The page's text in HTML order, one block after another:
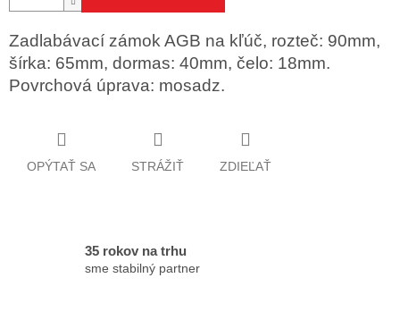
Zadlabávací zámok AGB na kľúč, rozteč: 90mm,
šírka: 65mm, dormas: 40mm, čelo: 18mm.
Povrchová úprava: mosadz.
OPÝTAŤ SA STRÁŽIŤ ZDIEĽAŤ
35 rokov na trhu
sme stabilný partner